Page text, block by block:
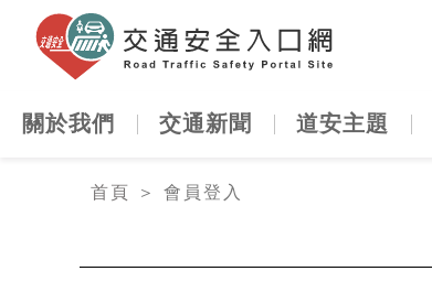
關於我們 交通新聞 道安主題
首頁
＞ 會員登入